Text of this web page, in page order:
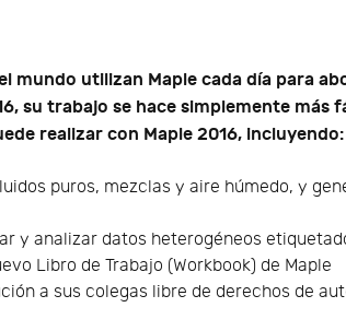
mundo utilizan Maple cada día para
su trabajo se hace simplemente más
realizar con Maple 2016, incluyendo:
puros, mezclas y aire húmedo, y
y analizar datos heterogéneos
Libro de Trabajo (Workbook) de Maple
a sus colegas libre de derechos de